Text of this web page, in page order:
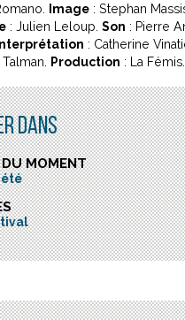
Image : Stephan
: Julien Leloup. Son : Pierre
: Catherine
Production : La Fémis.
DANS
MOMENT